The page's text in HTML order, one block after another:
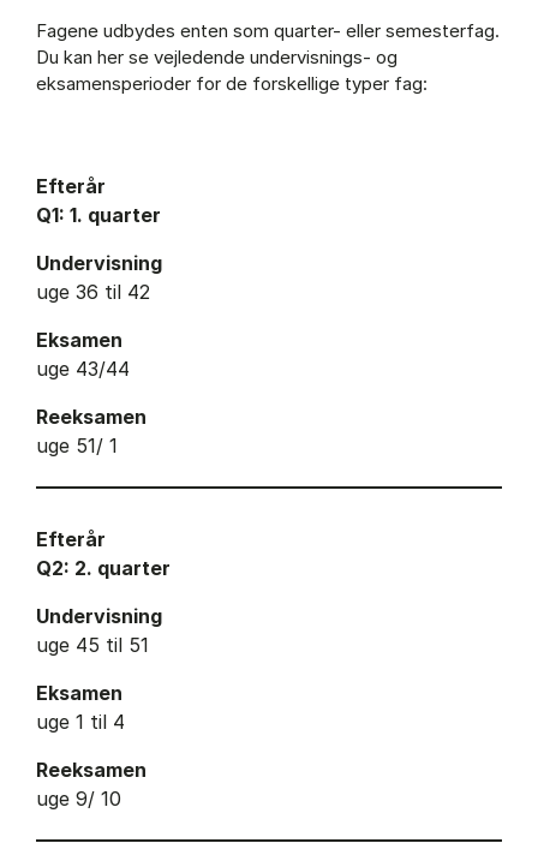
Fagene udbydes enten som quarter- eller semesterfag.
Du kan her se vejledende undervisnings- og
eksamensperioder for de forskellige typer fag:
Efterår
Q1: 1. quarter
Undervisning
uge 36 til 42
Eksamen
uge 43/44
Reeksamen
uge 51/ 1
Efterår
Q2: 2. quarter
Undervisning
uge 45 til 51
Eksamen
uge 1 til 4
Reeksamen
uge 9/ 10